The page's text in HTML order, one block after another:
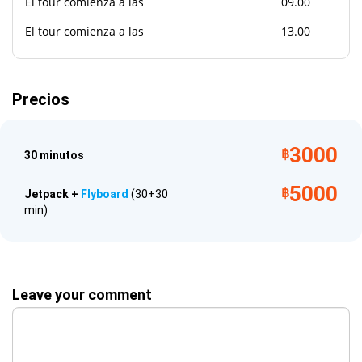
elevarse juntos. Reserva este tour como regalo para tus
Camara
El tour comienza a las
13.00
Precios
30 minutos ฿3000
Jetpack + Flyboard (30+30
min)
฿5000
Leave your comment